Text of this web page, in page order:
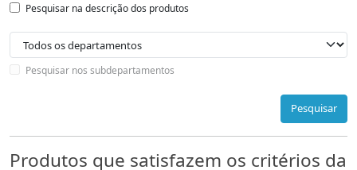
Pesquisar na descrição dos produtos
Pesquisar nos subdepartamentos
Pesquisar
Produtos que satisfazem os critérios da